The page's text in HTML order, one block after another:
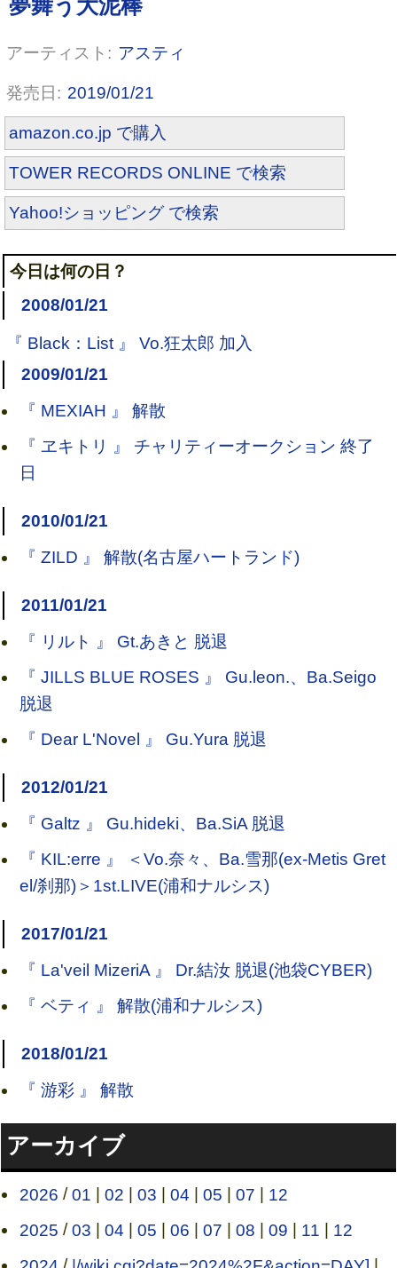
アスティ
2019/01/21
amazon.co.jp で購入
TOWER RECORDS ONLINE で検索
Yahoo!ショッピング で検索
今日は何の日？
2008/01/21
『 Black：List 』 Vo.狂太郎 加入
2009/01/21
『 MEXIAH 』 解散
『 ヱキトリ 』 チャリティーオークション 終了
日
2010/01/21
『 ZILD 』 解散(名古屋ハートランド)
2011/01/21
『 リルト 』 Gt.あきと 脱退
『 JILLS BLUE ROSES 』 Gu.leon.、Ba.Seigo
脱退
『 Dear L'Novel 』 Gu.Yura 脱退
2012/01/21
『 Galtz 』 Gu.hideki、Ba.SiA 脱退
『 KIL:erre 』 ＜Vo.奈々、Ba.雪那(ex-Metis Gret
el/刹那)＞1st.LIVE(浦和ナルシス)
2017/01/21
『 La'veil MizeriA 』 Dr.結汝 脱退(池袋CYBER)
『 ベティ 』 解散(浦和ナルシス)
2018/01/21
『 游彩 』 解散
アーカイブ
2026 /01 02 03 04 05 07
12
2025 /03 04 05 06 07 08 09 11
12